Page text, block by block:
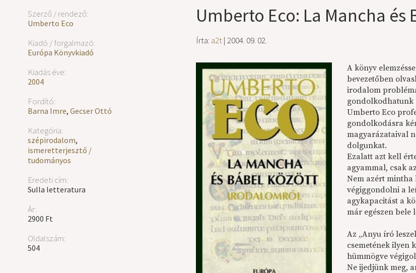
Szerző / rendező:
Umberto Eco
Kiadó / forgalmazó:
Európa Könyvkiadó
Kiadás éve:
2004
Fordító:
Barna Imre, Gecser Ottó
Kategória:
szépirodalom,
ismeretterjesztő /
tudományos
Eredeti cím:
Sulla letteratura
Ár:
2900 Ft
Oldalszám:
504
Umberto Eco: La Mancha és
Írta: a2t| 2004. 09. 02.
A könyv
bevezetőben
irodalom
gondolkodhatunk
Umberto Eco
gondolkodásra
magyarázataival
dolgunkat.
Ezalatt azt kell
agyammal, csak
Nem azért
végiggondolni a
agykapacitást a
már egészen bele
Az „Anyu író
csemetének ilyen
hümmögve
Ne ijedjünk meg,